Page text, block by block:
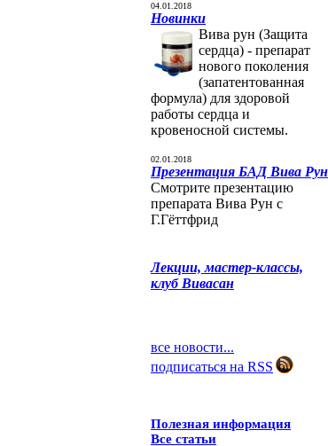
04.01.2018
Новинки
Вива рун (Защита
сердца) - препарат
нового поколения
(запатентованная
формула) для здоровой
работы сердца и
кровеносной системы.
02.01.2018
Презентация БАД Вива Рун
Смотрите презентацию
препарата Вива Рун с
Г.Гёттфрид
Лекции, мастер-классы,
клуб Вивасан
все новости...
подписаться на RSS
Полезная информация
Все статьи